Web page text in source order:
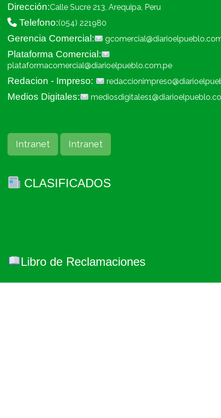
Dirección:Calle Sucre 213, Arequipa, Peru
Telefono:(054) 221980
Gerencia Comercial:
Plataforma Comercial:
plataformacomercial@diarioelpueblo.com.pe
Redacion - Impreso:
Medios Digitales:
Intranet Intranet
CLASIFICADOS
Libro de Reclamaciones